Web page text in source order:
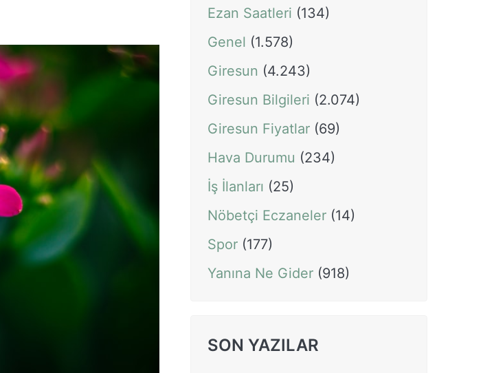
Ezan Saatleri (134)
Genel (1.578)
Giresun (4.243)
Giresun Bilgileri (2.074)
Giresun Fiyatlar (69)
Hava Durumu (234)
İş İlanları (25)
Nöbetçi Eczaneler (14)
Spor (177)
Yanına Ne Gider (918)
SON YAZILAR